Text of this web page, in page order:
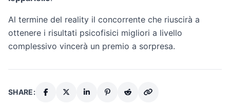
Al termine del reality il concorrente che riuscirà a
ottenere i risultati psicofisici migliori a livello
complessivo vincerà un premio a sorpresa.
SHARE: